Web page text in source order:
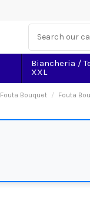
Biancheria /
XXL
Fouta Bouquet Fouta